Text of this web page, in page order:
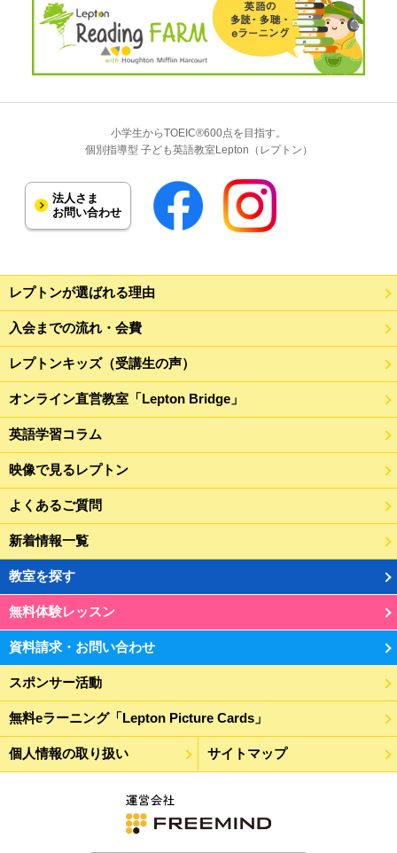
小学生からTOEIC®600点を目指す。
個別指導型 子ども英語教室Lepton（レプトン）
法人さま
お問い合わせ
レプトンが選ばれる理由
入会までの流れ・会費
レプトンキッズ（受講生の声）
オンライン直営教室「Lepton Bridge」
英語学習コラム
映像で見るレプトン
よくあるご質問
新着情報一覧
教室を探す
無料体験レッスン
資料請求・お問い合わせ
スポンサー活動
無料eラーニング「Lepton Picture Cards」
個人情報の取り扱い サイトマップ